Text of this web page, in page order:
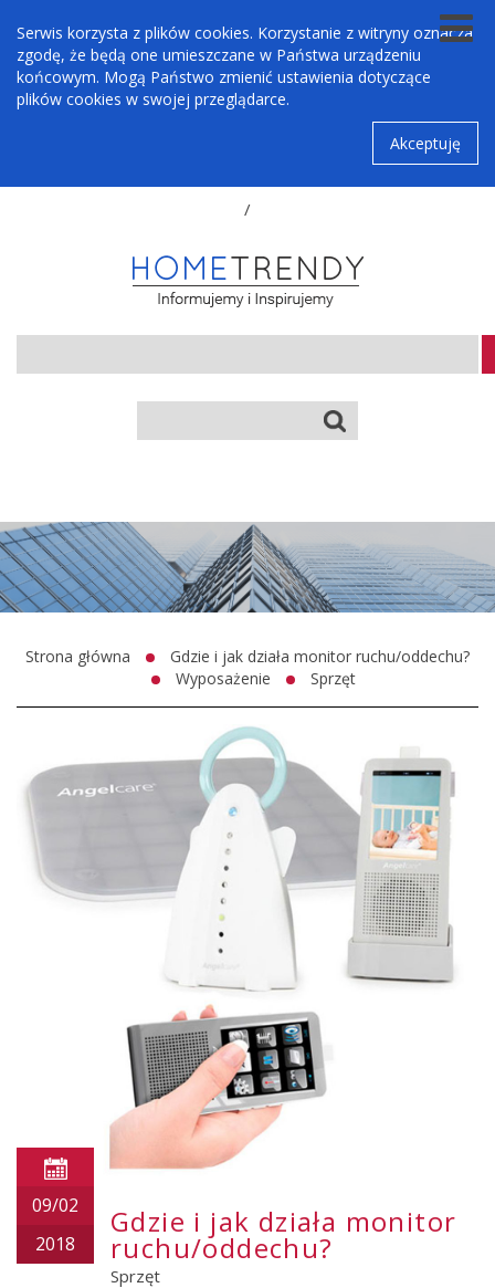
Serwis korzysta z plików cookies. Korzystanie z witryny oznacza
zgodę, że będą one umieszczane w Państwa urządzeniu
końcowym. Mogą Państwo zmienić ustawienia dotyczące
plików cookies w swojej przeglądarce.
Akceptuję
/
Strona główna
Gdzie i jak działa monitor ruchu/oddechu?
Wyposażenie
Sprzęt
09/02
2018
Gdzie i jak działa monitor
ruchu/oddechu?
Sprzęt